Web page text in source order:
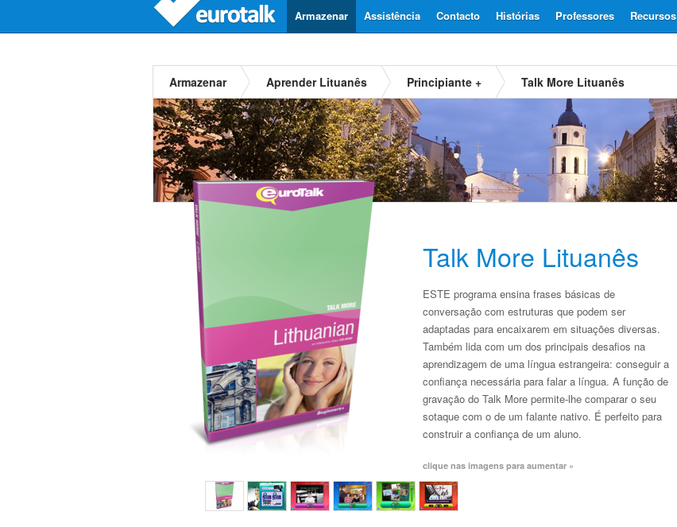
Recursos
Professores
Histórias
Contacto
Assistência
Armazenar
Armazenar Aprender Lituanês Principiante + Talk More Lituanês
Talk More Lituanês
ESTE programa ensina frases básicas de
conversação com estruturas que podem ser
adaptadas para encaixarem em situações diversas.
Também lida com um dos principais desafios na
aprendizagem de uma língua estrangeira: conseguir a
confiança necessária para falar a língua. A função de
gravação do Talk More permite-lhe comparar o seu
sotaque com o de um falante nativo. É perfeito para
construir a confiança de um aluno.
clique nas imagens para aumentar »